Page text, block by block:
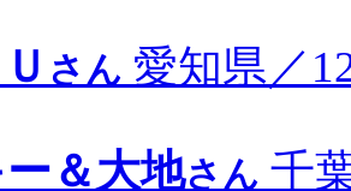
さん 愛知県／
＆大地さん 千